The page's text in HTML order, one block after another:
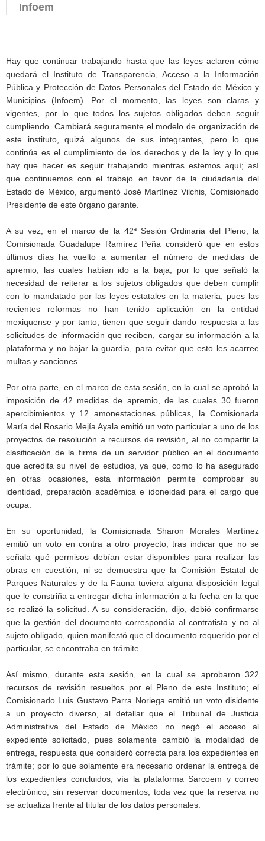
Infoem
Hay que continuar trabajando hasta que las leyes aclaren cómo
quedará el Instituto de Transparencia, Acceso a la Información
Pública y Protección de Datos Personales del Estado de México y
Municipios (Infoem). Por el momento, las leyes son claras y
vigentes, por lo que todos los sujetos obligados deben seguir
cumpliendo. Cambiará seguramente el modelo de organización de
este instituto, quizá algunos de sus integrantes, pero lo que
continúa es el cumplimiento de los derechos y de la ley y lo que
hay que hacer es seguir trabajando mientras estemos aquí; así
que continuemos con el trabajo en favor de la ciudadanía del
Estado de México, argumentó José Martínez Vilchis, Comisionado
Presidente de este órgano garante.
A su vez, en el marco de la 42ª Sesión Ordinaria del Pleno, la
Comisionada Guadalupe Ramírez Peña consideró que en estos
últimos días ha vuelto a aumentar el número de medidas de
apremio, las cuales habían ido a la baja, por lo que señaló la
necesidad de reiterar a los sujetos obligados que deben cumplir
con lo mandatado por las leyes estatales en la materia; pues las
recientes reformas no han tenido aplicación en la entidad
mexiquense y por tanto, tienen que seguir dando respuesta a las
solicitudes de información que reciben, cargar su información a la
plataforma y no bajar la guardia, para evitar que esto les acarree
multas y sanciones.
Por otra parte, en el marco de esta sesión, en la cual se aprobó la
imposición de 42 medidas de apremio, de las cuales 30 fueron
apercibimientos y 12 amonestaciones públicas, la Comisionada
María del Rosario Mejía Ayala emitió un voto particular a uno de los
proyectos de resolución a recursos de revisión, al no compartir la
clasificación de la firma de un servidor público en el documento
que acredita su nivel de estudios, ya que, como lo ha asegurado
en otras ocasiones, esta información permite comprobar su
identidad, preparación académica e idoneidad para el cargo que
ocupa.
En su oportunidad, la Comisionada Sharon Morales Martínez
emitió un voto en contra a otro proyecto, tras indicar que no se
señala qué permisos debían estar disponibles para realizar las
obras en cuestión, ni se demuestra que la Comisión Estatal de
Parques Naturales y de la Fauna tuviera alguna disposición legal
que le constriña a entregar dicha información a la fecha en la que
se realizó la solicitud. A su consideración, dijo, debió confirmarse
que la gestión del documento correspondía al contratista y no al
sujeto obligado, quien manifestó que el documento requerido por el
particular, se encontraba en trámite.
Así mismo, durante esta sesión, en la cual se aprobaron 322
recursos de revisión resueltos por el Pleno de este Instituto; el
Comisionado Luis Gustavo Parra Noriega emitió un voto disidente
a un proyecto diverso, al detallar que el Tribunal de Justicia
Administrativa del Estado de México no negó el acceso al
expediente solicitado, pues solamente cambió la modalidad de
entrega, respuesta que consideró correcta para los expedientes en
trámite; por lo que solamente era necesario ordenar la entrega de
los expedientes concluidos, vía la plataforma Sarcoem y correo
electrónico, sin reservar documentos, toda vez que la reserva no
se actualiza frente al titular de los datos personales.